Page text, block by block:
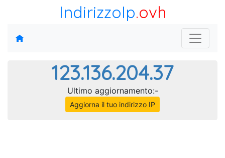
IndirizzoIp.ovh
123.136.204.37
Ultimo aggiornamento:-
Aggiorna il tuo indirizzo IP